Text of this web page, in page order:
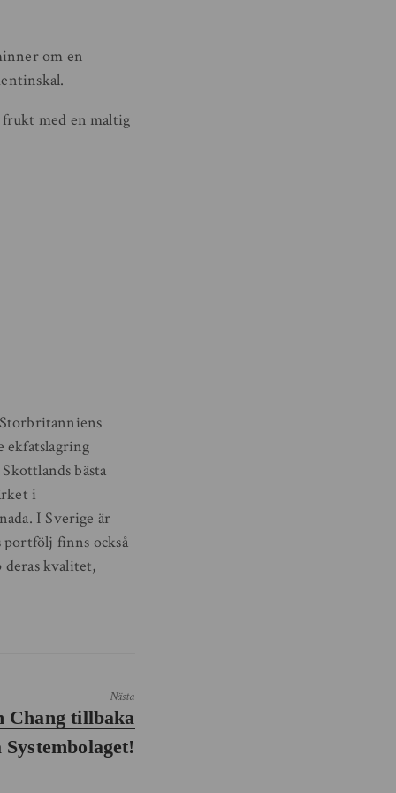
om en
med en maltig
ekfatslagring
bästa
i
I Sverige är
portfölj finns också
deras kvalitet,
Nästa
Chang tillbaka
Systembolaget!